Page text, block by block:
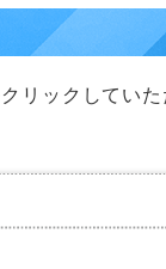
リックしてい